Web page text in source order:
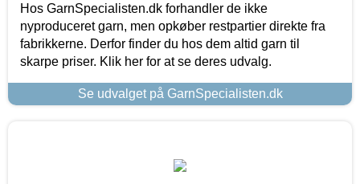
Hos GarnSpecialisten.dk forhandler de ikke
nyproduceret garn, men opkøber restpartier direkte fra
fabrikkerne. Derfor finder du hos dem altid garn til
skarpe priser. Klik her for at se deres udvalg.
Se udvalget på GarnSpecialisten.dk